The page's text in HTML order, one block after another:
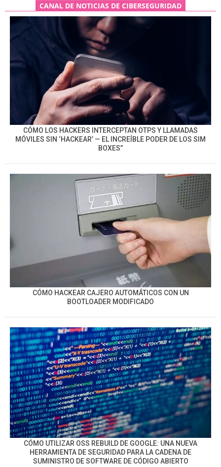
CANAL DE NOTICIAS DE CIBERSEGURIDAD
CÓMO LOS HACKERS INTERCEPTAN OTPS Y LLAMADAS
MÓVILES SIN ‘HACKEAR’ — EL INCREÍBLE PODER DE LOS SIM
BOXES”
CÓMO HACKEAR CAJERO AUTOMÁTICOS CON UN
BOOTLOADER MODIFICADO
CÓMO UTILIZAR OSS REBUILD DE GOOGLE: UNA NUEVA
HERRAMIENTA DE SEGURIDAD PARA LA CADENA DE
SUMINISTRO DE SOFTWARE DE CÓDIGO ABIERTO